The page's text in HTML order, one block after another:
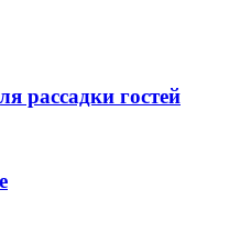
рассадки гостей